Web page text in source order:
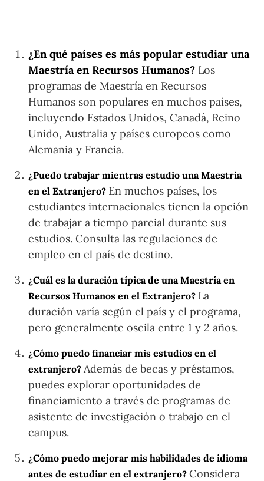
¿En qué países es más popular estudiar una
Maestría en Recursos Humanos? Los
programas de Maestría en Recursos
Humanos son populares en muchos países,
incluyendo Estados Unidos, Canadá, Reino
Unido, Australia y países europeos como
Alemania y Francia.
¿Puedo trabajar mientras estudio una Maestría
en el Extranjero? En muchos países, los
estudiantes internacionales tienen la opción
de trabajar a tiempo parcial durante sus
estudios. Consulta las regulaciones de
empleo en el país de destino.
¿Cuál es la duración típica de una Maestría en
Recursos Humanos en el Extranjero? La
duración varía según el país y el programa,
pero generalmente oscila entre 1 y 2 años.
¿Cómo puedo financiar mis estudios en el
extranjero? Además de becas y préstamos,
puedes explorar oportunidades de
financiamiento a través de programas de
asistente de investigación o trabajo en el
campus.
¿Cómo puedo mejorar mis habilidades de idioma
antes de estudiar en el extranjero? Considera